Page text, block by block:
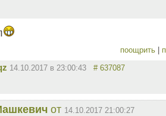
поощрить |
14.10.2017 в 23:00:43 # 637087
от 14.10.2017 21:00:27